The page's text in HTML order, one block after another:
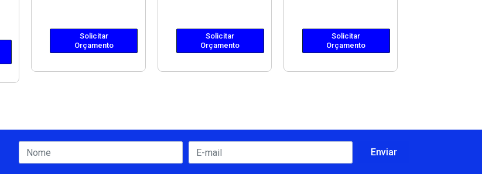
Solicitar
Orçamento
Solicitar
Orçamento
Solicitar
Orçamento